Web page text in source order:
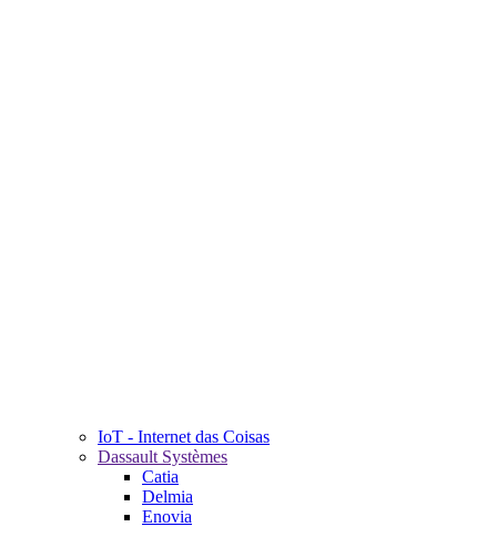
IoT - Internet das Coisas
Dassault Systèmes
Catia
Delmia
Enovia